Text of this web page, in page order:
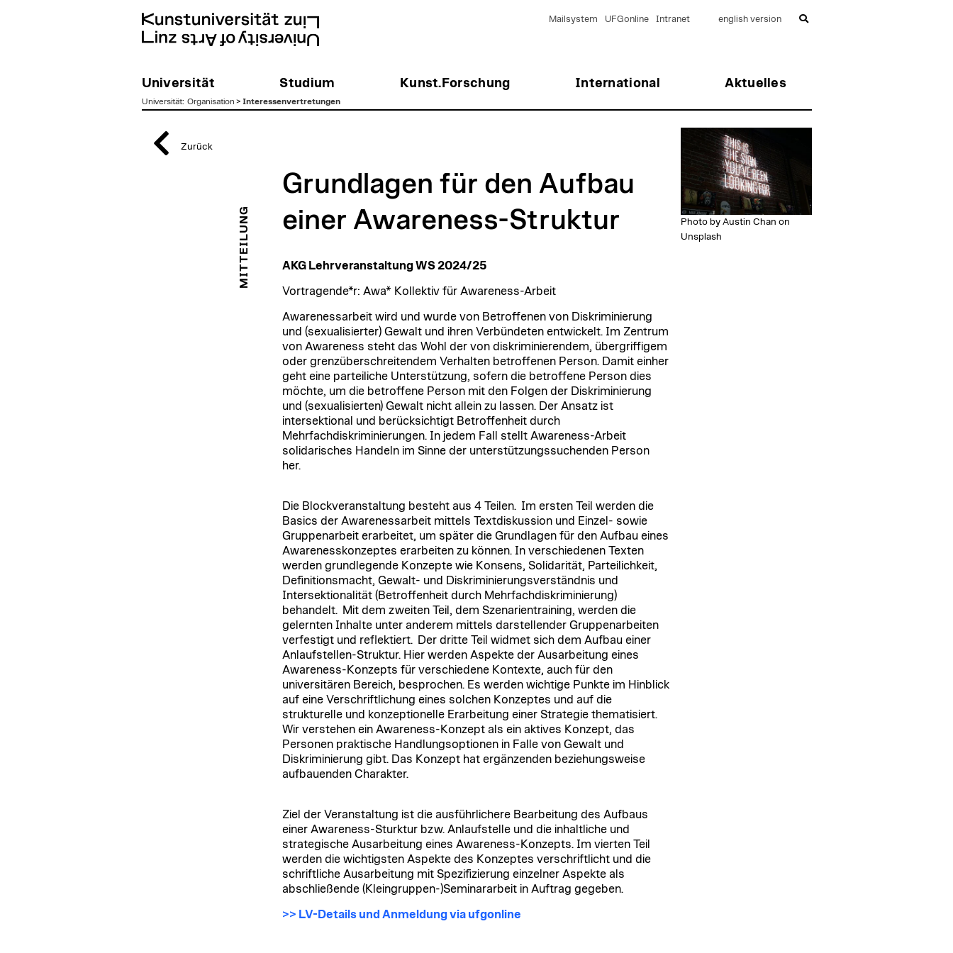
Universität Studium Kunst.Forschung International Aktuelles
Mailsystem UFGonline Intranet english version
Universität: Organisation > Interessenvertretungen
Zurück
MITTEILUNG
Grundlagen für den Aufbau
einer Awareness-Struktur
AKG Lehrveranstaltung WS 2024/25
Vortragende*r: Awa* Kollektiv für Awareness-Arbeit
Awarenessarbeit wird und wurde von Betroffenen von Diskriminierung
und (sexualisierter) Gewalt und ihren Verbündeten entwickelt. Im Zentrum
von Awareness steht das Wohl der von diskriminierendem, übergriffigem
oder grenzüberschreitendem Verhalten betroffenen Person. Damit einher
geht eine parteiliche Unterstützung, sofern die betroffene Person dies
möchte, um die betroffene Person mit den Folgen der Diskriminierung
und (sexualisierten) Gewalt nicht allein zu lassen. Der Ansatz ist
intersektional und berücksichtigt Betroffenheit durch
Mehrfachdiskriminierungen. In jedem Fall stellt Awareness-Arbeit
solidarisches Handeln im Sinne der unterstützungssuchenden Person
her.
Die Blockveranstaltung besteht aus 4 Teilen. Im ersten Teil werden die
Basics der Awarenessarbeit mittels Textdiskussion und Einzel- sowie
Gruppenarbeit erarbeitet, um später die Grundlagen für den Aufbau eines
Awarenesskonzeptes erarbeiten zu können. In verschiedenen Texten
werden grundlegende Konzepte wie Konsens, Solidarität, Parteilichkeit,
Definitionsmacht, Gewalt- und Diskriminierungsverständnis und
Intersektionalität (Betroffenheit durch Mehrfachdiskriminierung)
behandelt. Mit dem zweiten Teil, dem Szenarientraining, werden die
gelernten Inhalte unter anderem mittels darstellender Gruppenarbeiten
verfestigt und reflektiert. Der dritte Teil widmet sich dem Aufbau einer
Anlaufstellen-Struktur. Hier werden Aspekte der Ausarbeitung eines
Awareness-Konzepts für verschiedene Kontexte, auch für den
universitären Bereich, besprochen. Es werden wichtige Punkte im Hinblick
auf eine Verschriftlichung eines solchen Konzeptes und auf die
strukturelle und konzeptionelle Erarbeitung einer Strategie thematisiert.
Wir verstehen ein Awareness-Konzept als ein aktives Konzept, das
Personen praktische Handlungsoptionen in Falle von Gewalt und
Diskriminierung gibt. Das Konzept hat ergänzenden beziehungsweise
aufbauenden Charakter.
Ziel der Veranstaltung ist die ausführlichere Bearbeitung des Aufbaus
einer Awareness-Sturktur bzw. Anlaufstelle und die inhaltliche und
strategische Ausarbeitung eines Awareness-Konzepts. Im vierten Teil
werden die wichtigsten Aspekte des Konzeptes verschriftlicht und die
schriftliche Ausarbeitung mit Spezifizierung einzelner Aspekte als
abschließende (Kleingruppen-)Seminararbeit in Auftrag gegeben.
>> LV-Details und Anmeldung via ufgonline
Photo by Austin Chan on
Unsplash